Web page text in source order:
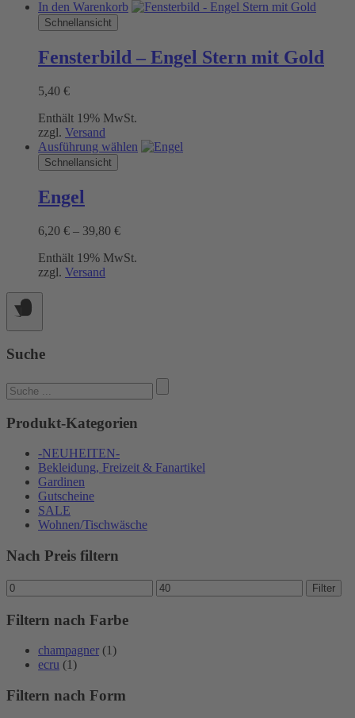
In den Warenkorb
Schnellansicht
Fensterbild – Engel Stern mit Gold
5,40 €
Enthält 19% MwSt.
zzgl. Versand
Ausführung wählen Dieses
Schnellansicht
Engel
6,20 € – 39,80 €Preisspanne:
bis
Enthält 19% MwSt.
zzgl. Versand
Suche
Suchen
nach:
Produkt-Kategorien
-NEUHEITEN-
Bekleidung, Freizeit & Fanartikel
Gardinen
Gutscheine
SALE
Wohnen/Tischwäsche
Nach Preis filtern
Min.
Preis
Max.
Preis
Filter
Filtern nach Farbe
champagner (1)
ecru (1)
Filtern nach Form